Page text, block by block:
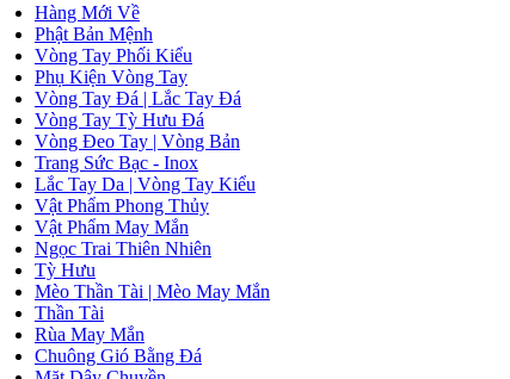
Hàng Mới Về
Phật Bản Mệnh
Vòng Tay Phối Kiểu
Phụ Kiện Vòng Tay
Vòng Tay Đá | Lắc Tay Đá
Vòng Tay Tỳ Hưu Đá
Vòng Đeo Tay | Vòng Bản
Trang Sức Bạc - Inox
Lắc Tay Da | Vòng Tay Kiểu
Vật Phẩm Phong Thủy
Vật Phẩm May Mắn
Ngọc Trai Thiên Nhiên
Tỳ Hưu
Mèo Thần Tài | Mèo May Mắn
Thần Tài
Rùa May Mắn
Chuông Gió Bằng Đá